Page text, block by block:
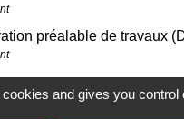
préalable de travaux
Signaler une erreur
and gives you control